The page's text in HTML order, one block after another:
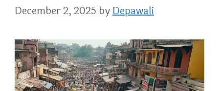
December 2, 2025 byDepawali